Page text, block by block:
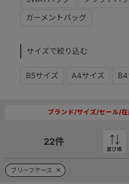
ガーメントバッグ
サイズで絞り込む
B5サイズ A4サイズ
ブランド/サイズ/セール/在
22件
並び順
ブリーフケース